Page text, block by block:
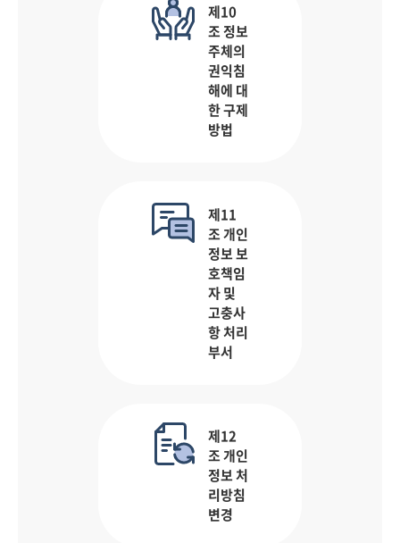
제10
조 정보
주체의
권익침
해에 대
한 구제
방법
제11
조 개인
정보 보
호책임
자 및
고충사
항 처리
부서
제12
조 개인
정보 처
리방침
변경